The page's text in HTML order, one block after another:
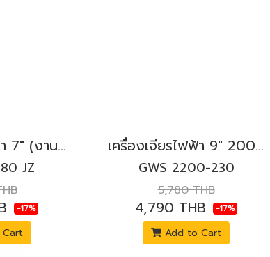
เครื่องเจียรไฟฟ้า 7" (งานหนัก) 2400W. BOSCH รุ่น GWS 24-180 JZ สวิตช์บีบล็อค
JZ
-17%
เครื่องเจียรไฟฟ้า 9" 2000W. BOSCH รุ่น GWS 2200-230 สวิตช์บีบ
GWS 2200-230
5,780 THB
4,790 THB -17%
Add to Cart